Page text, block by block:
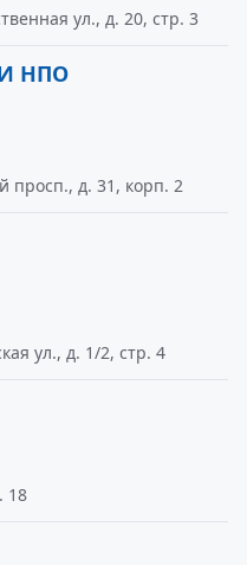
ул., д. 20, стр. 3
НПО
просп., д. 31, корп. 2
ул., д. 1/2, стр. 4
18